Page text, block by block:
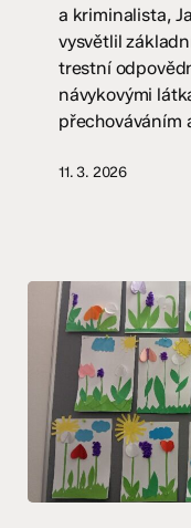
a kriminalista,
vysvětlil
trestní
návykovými
přechováváním
11. 3. 2026